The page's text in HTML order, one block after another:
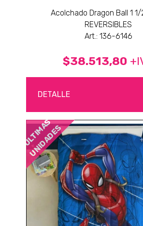
Acolchado Dragon Ball 1 1/
REVERSIBLES
Art.: 136-6146
$38.513,80
DETALLE
ÚLTIMAS
UNIDADES